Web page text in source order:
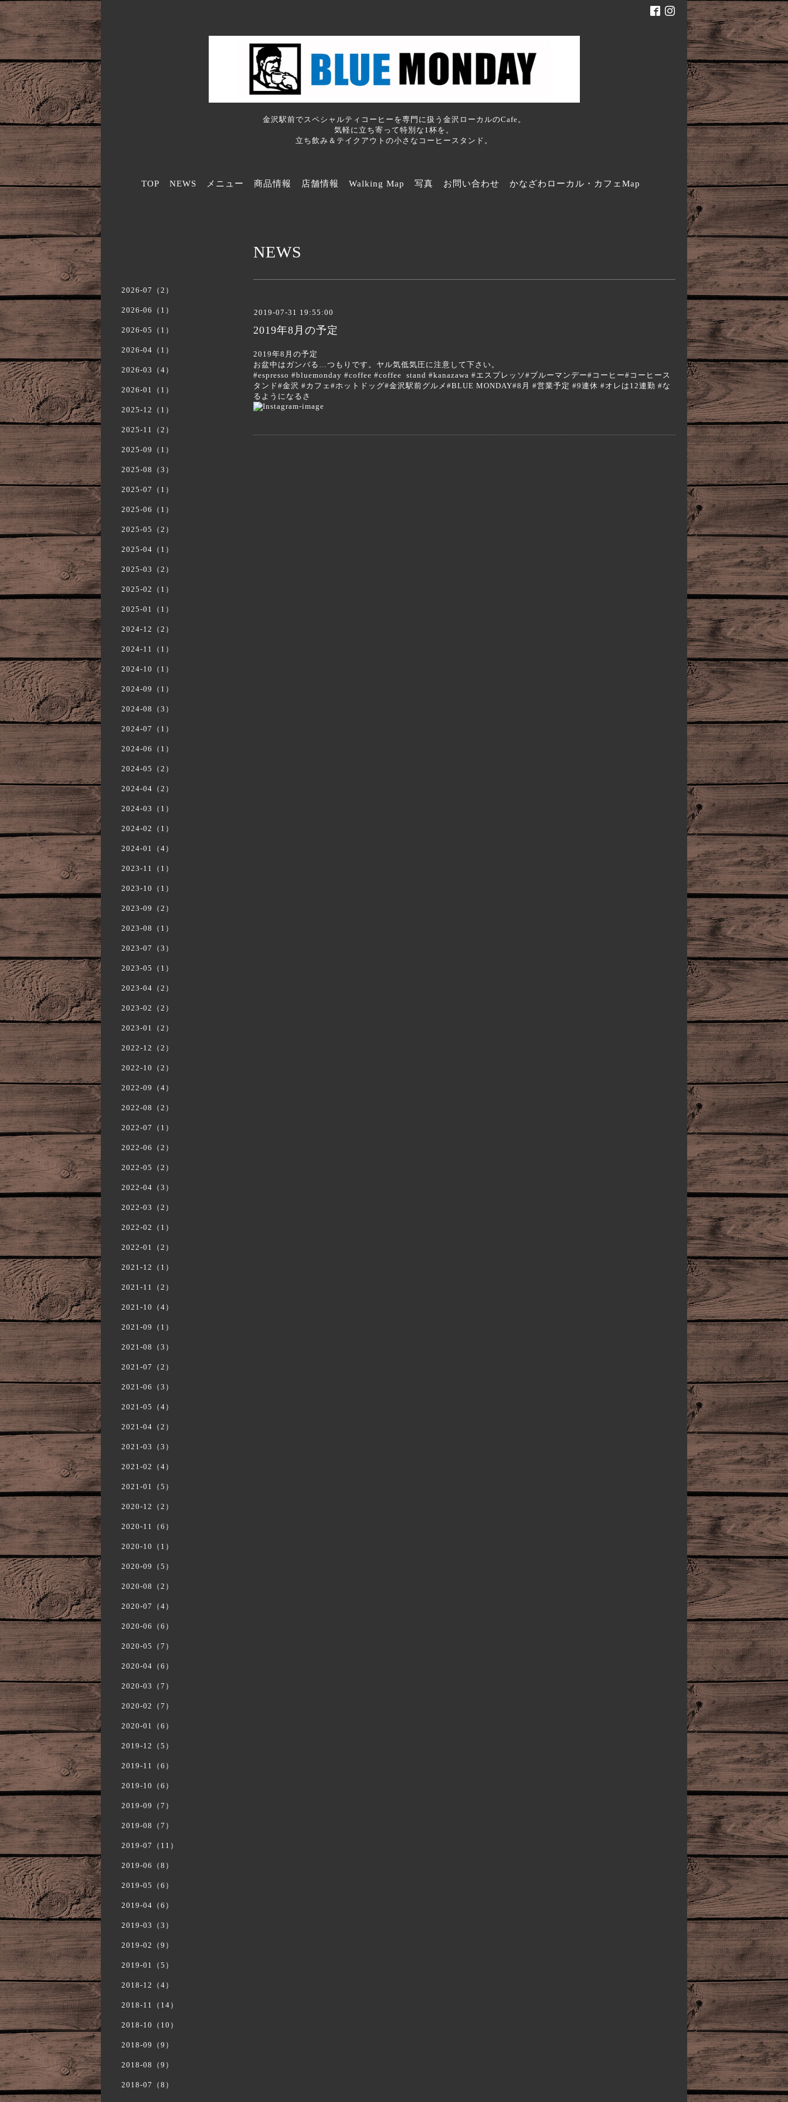
金沢駅前でスペシャルティコーヒーを専門に扱う金沢ローカルのCafe。
気軽に立ち寄って特別な1杯を。
立ち飲み＆テイクアウトの小さなコーヒースタンド。
TOP NEWS メニュー 商品情報 店舗情報 Walking Map 写真 お問い合わせ かなざわローカル・カフェMap
NEWS
2019-07-31 19:55:00
2019年8月の予定
2019年8月の予定
お盆中はガンバる…つもりです。ヤル気低気圧に注意して下さい。
#espresso #bluemonday #coffee #coffee stand #kanazawa #エスプレッソ#ブルーマンデー#コーヒー#コーヒース
タンド#金沢 #カフェ#ホットドッグ#金沢駅前グルメ#BLUE MONDAY#8月 #営業予定 #9連休 #オレは12連勤 #な
るようになるさ
2026-07（2）
2026-06（1）
2026-05（1）
2026-04（1）
2026-03（4）
2026-01（1）
2025-12（1）
2025-11（2）
2025-09（1）
2025-08（3）
2025-07（1）
2025-06（1）
2025-05（2）
2025-04（1）
2025-03（2）
2025-02（1）
2025-01（1）
2024-12（2）
2024-11（1）
2024-10（1）
2024-09（1）
2024-08（3）
2024-07（1）
2024-06（1）
2024-05（2）
2024-04（2）
2024-03（1）
2024-02（1）
2024-01（4）
2023-11（1）
2023-10（1）
2023-09（2）
2023-08（1）
2023-07（3）
2023-05（1）
2023-04（2）
2023-02（2）
2023-01（2）
2022-12（2）
2022-10（2）
2022-09（4）
2022-08（2）
2022-07（1）
2022-06（2）
2022-05（2）
2022-04（3）
2022-03（2）
2022-02（1）
2022-01（2）
2021-12（1）
2021-11（2）
2021-10（4）
2021-09（1）
2021-08（3）
2021-07（2）
2021-06（3）
2021-05（4）
2021-04（2）
2021-03（3）
2021-02（4）
2021-01（5）
2020-12（2）
2020-11（6）
2020-10（1）
2020-09（5）
2020-08（2）
2020-07（4）
2020-06（6）
2020-05（7）
2020-04（6）
2020-03（7）
2020-02（7）
2020-01（6）
2019-12（5）
2019-11（6）
2019-10（6）
2019-09（7）
2019-08（7）
2019-07（11）
2019-06（8）
2019-05（6）
2019-04（6）
2019-03（3）
2019-02（9）
2019-01（5）
2018-12（4）
2018-11（14）
2018-10（10）
2018-09（9）
2018-08（9）
2018-07（8）